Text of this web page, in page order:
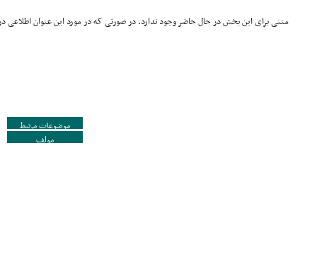
متنی برای این بخش در حال حاضر وجود ندارد. در صورتی که در مورد این عنوان اطلاعی
موضوعات مرتبط
مولف